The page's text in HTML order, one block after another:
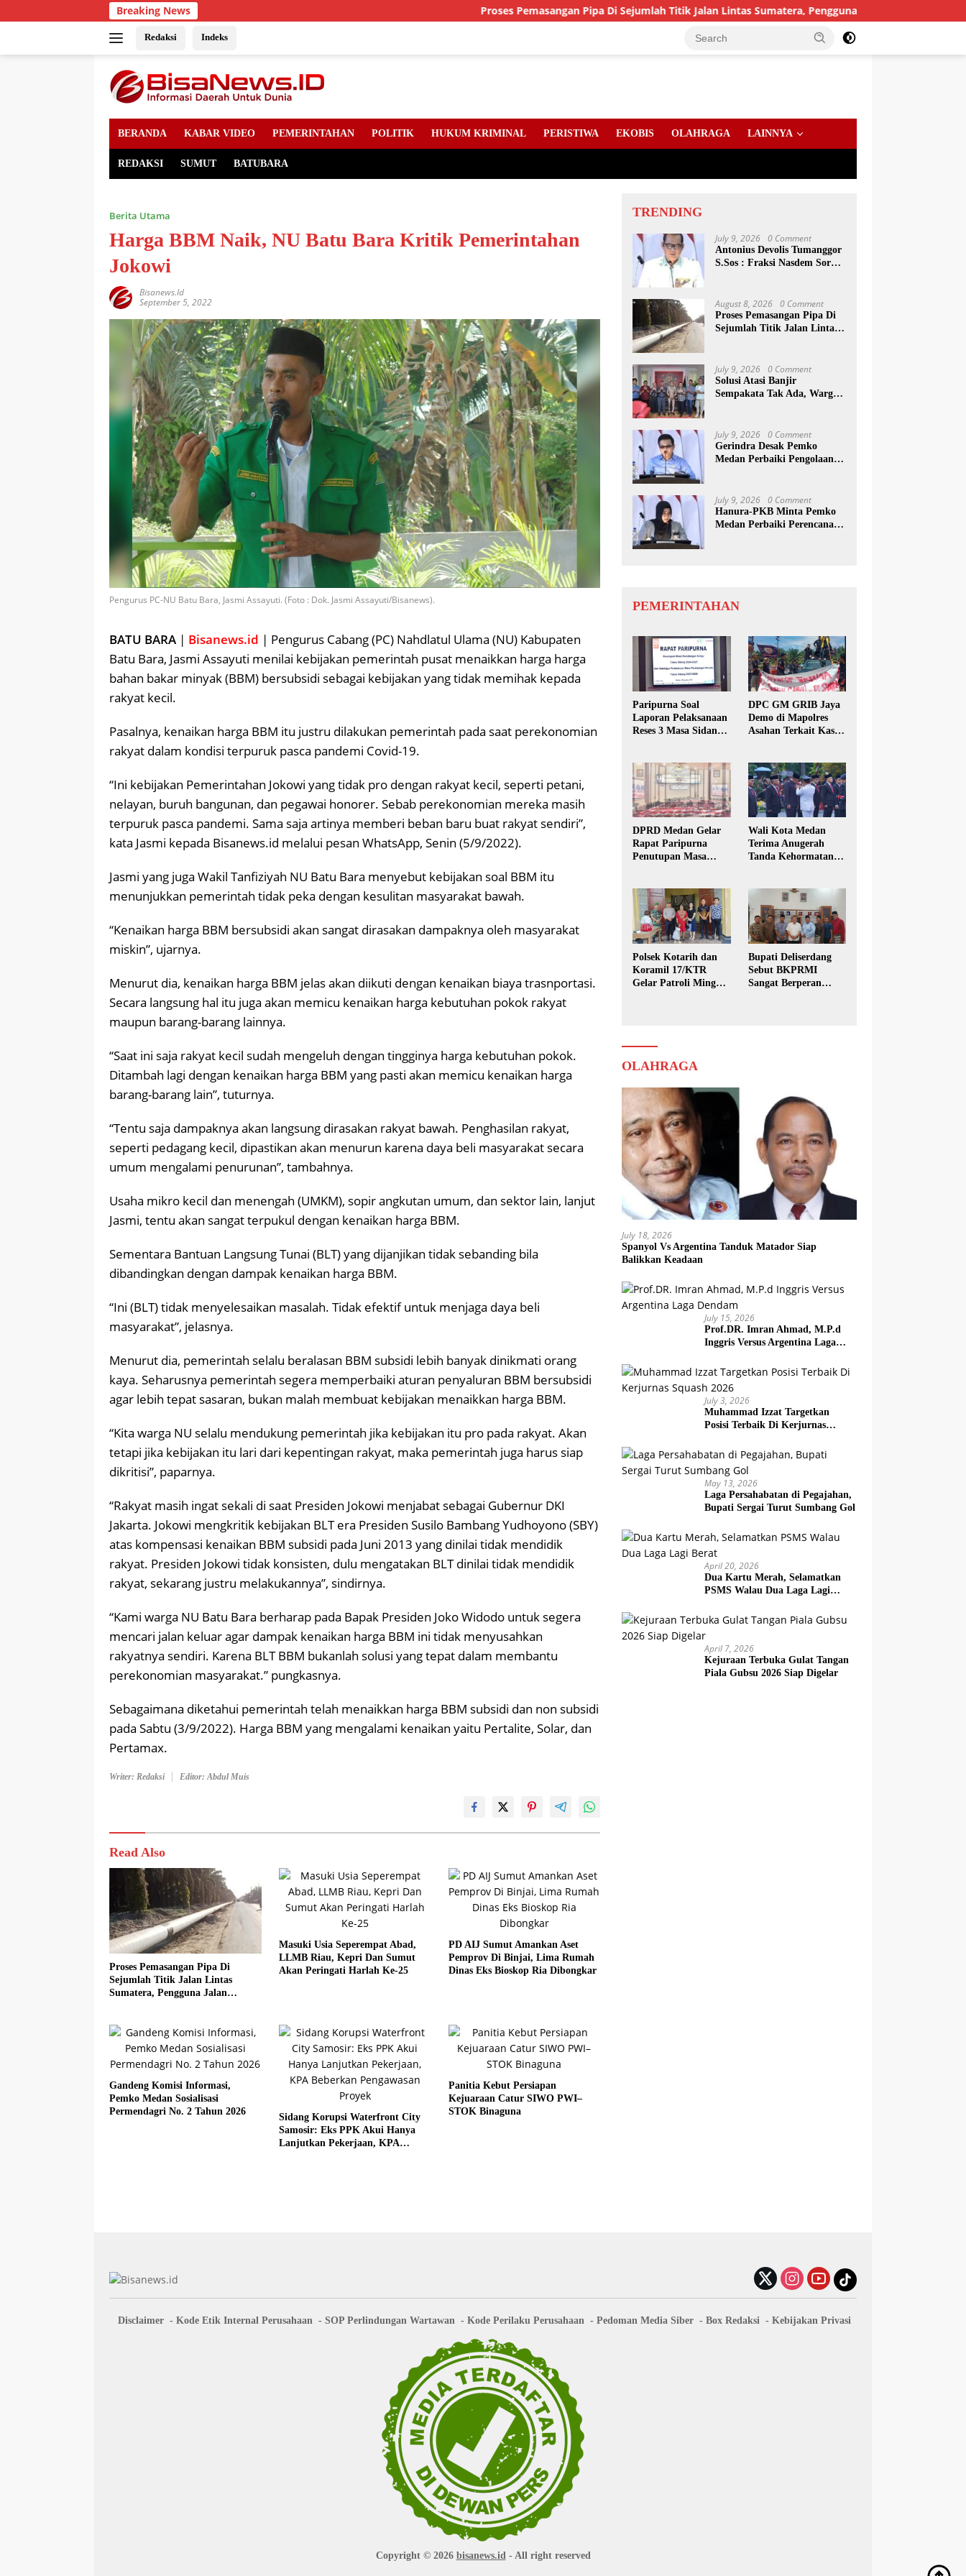
to
Breaking News Proses Pemasangan Pipa Di Sejumlah Titik Jalan Lintas Sumatera, Pengguna Jalan diimbau Untuk
Redaksi Indeks
BERANDA KABAR VIDEO PEMERINTAHAN POLITIK HUKUM KRIMINAL PERISTIWA EKOBIS OLAHRAGA LAINNYA
REDAKSI SUMUT BATUBARA
Berita Utama
Harga BBM Naik, NU Batu Bara Kritik Pemerintahan
Jokowi
Bisanews.id
September 5, 2022
Pengurus PC-NU Batu Bara, Jasmi Assayuti. (Foto : Dok. Jasmi Assayuti/Bisanews).
BATU BARA | Bisanews.id | Pengurus Cabang (PC) Nahdlatul Ulama (NU) Kabupaten
Batu Bara, Jasmi Assayuti menilai kebijakan pemerintah pusat menaikkan harga harga
bahan bakar minyak (BBM) bersubsidi sebagai kebijakan yang tidak memihak kepada
rakyat kecil.
Pasalnya, kenaikan harga BBM itu justru dilakukan pemerintah pada saat perekonomian
rakyat dalam kondisi terpuruk pasca pandemi Covid-19.
“Ini kebijakan Pemerintahan Jokowi yang tidak pro dengan rakyat kecil, seperti petani,
nelayan, buruh bangunan, dan pegawai honorer. Sebab perekonomian mereka masih
terpuruk pasca pandemi. Sama saja artinya memberi beban baru buat rakyat sendiri”,
kata Jasmi kepada Bisanews.id melalui pesan WhatsApp, Senin (5/9/2022).
Jasmi yang juga Wakil Tanfiziyah NU Batu Bara menyebut kebijakan soal BBM itu
menunjukkan pemerintah tidak peka dengan kesulitan masyarakat bawah.
“Kenaikan harga BBM bersubsidi akan sangat dirasakan dampaknya oleh masyarakat
miskin”, ujarnya.
Menurut dia, kenaikan harga BBM jelas akan diikuti dengan kenaikan biaya trasnportasi.
Secara langsung hal itu juga akan memicu kenaikan harga kebutuhan pokok rakyat
maupun barang-barang lainnya.
“Saat ini saja rakyat kecil sudah mengeluh dengan tingginya harga kebutuhan pokok.
Ditambah lagi dengan kenaikan harga BBM yang pasti akan memicu kenaikan harga
barang-barang lain”, tuturnya.
“Tentu saja dampaknya akan langsung dirasakan rakyat bawah. Penghasilan rakyat,
seperti pedagang kecil, dipastikan akan menurun karena daya beli masyarakat secara
umum mengalami penurunan”, tambahnya.
Usaha mikro kecil dan menengah (UMKM), sopir angkutan umum, dan sektor lain, lanjut
Jasmi, tentu akan sangat terpukul dengan kenaikan harga BBM.
Sementara Bantuan Langsung Tunai (BLT) yang dijanjikan tidak sebanding bila
dibandingkan dengan dampak kenaikan harga BBM.
“Ini (BLT) tidak menyelesaikan masalah. Tidak efektif untuk menjaga daya beli
masyarakat”, jelasnya.
Menurut dia, pemerintah selalu beralasan BBM subsidi lebih banyak dinikmati orang
kaya. Seharusnya pemerintah segera memperbaiki aturan penyaluran BBM bersubsidi
agar lebih tepat sasaran, bukan malah membuat kebijakan menaikkan harga BBM.
“Kita warga NU selalu mendukung pemerintah jika kebijakan itu pro pada rakyat. Akan
tetapi jika kebijakan itu lari dari kepentingan rakyat, maka pemerintah juga harus siap
dikritisi”, paparnya.
“Rakyat masih ingat sekali di saat Presiden Jokowi menjabat sebagai Gubernur DKI
Jakarta. Jokowi mengkritik kebijakan BLT era Presiden Susilo Bambang Yudhoyono (SBY)
atas kompensasi kenaikan BBM subsidi pada Juni 2013 yang dinilai tidak mendidik
rakyat. Presiden Jokowi tidak konsisten, dulu mengatakan BLT dinilai tidak mendidik
rakyat, sekarang justru melakukannya”, sindirnya.
“Kami warga NU Batu Bara berharap pada Bapak Presiden Joko Widodo untuk segera
mencari jalan keluar agar dampak kenaikan harga BBM ini tidak menyusahkan
rakyatnya sendiri. Karena BLT BBM bukanlah solusi yang tepat dalam membantu
perekonomian masyarakat.” pungkasnya.
Sebagaimana diketahui pemerintah telah menaikkan harga BBM subsidi dan non subsidi
pada Sabtu (3/9/2022). Harga BBM yang mengalami kenaikan yaitu Pertalite, Solar, dan
Pertamax.
Writer: Redaksi Editor: Abdul Muis
Read Also
Proses Pemasangan Pipa Di
Sejumlah Titik Jalan Lintas
Sumatera, Pengguna Jalan
Masuki Usia Seperempat Abad,
LLMB Riau, Kepri Dan Sumut
Akan Peringati Harlah Ke-25
PD AIJ Sumut Amankan Aset
Pemprov Di Binjai, Lima Rumah
Dinas Eks Bioskop Ria Dibongkar
Gandeng Komisi Informasi,
Pemko Medan Sosialisasi
Permendagri No. 2 Tahun 2026
Sidang Korupsi Waterfront City
Samosir: Eks PPK Akui Hanya
Lanjutkan Pekerjaan, KPA
Panitia Kebut Persiapan
Kejuaraan Catur SIWO PWI–
STOK Binaguna
TRENDING
July 9, 2026 0 Comment
Antonius Devolis Tumanggor
S.Sos : Fraksi Nasdem Soroti
August 8, 2026 0 Comment
Proses Pemasangan Pipa Di
Sejumlah Titik Jalan Lintas
meningkatkan Kewaspadaan
July 9, 2026 0 Comment
Solusi Atasi Banjir
Sempakata Tak Ada, Warga
July 9, 2026 0 Comment
Gerindra Desak Pemko
Medan Perbaiki Pengolaan
July 9, 2026 0 Comment
Hanura-PKB Minta Pemko
Medan Perbaiki Perencanaan
PEMERINTAHAN
Paripurna Soal
Laporan Pelaksanaan
Reses 3 Masa Sidang
DPC GM GRIB Jaya
Demo di Mapolres
Asahan Terkait Kasus
DPRD Medan Gelar
Rapat Paripurna
Penutupan Masa
Wali Kota Medan
Terima Anugerah
Tanda Kehormatan
Polsek Kotarih dan
Koramil 17/KTR
Gelar Patroli Minggu
Bupati Deliserdang
Sebut BKPRMI
Sangat Berperan
OLAHRAGA
July 18, 2026
Spanyol Vs Argentina Tanduk Matador Siap
Balikkan Keadaan
July 15, 2026
Prof.DR. Imran Ahmad, M.P.d
Inggris Versus Argentina Laga
July 3, 2026
Muhammad Izzat Targetkan
Posisi Terbaik Di Kerjurnas
May 13, 2026
Laga Persahabatan di Pegajahan,
Bupati Sergai Turut Sumbang Gol
April 20, 2026
Dua Kartu Merah, Selamatkan
PSMS Walau Dua Laga Lagi
April 7, 2026
Kejuraan Terbuka Gulat Tangan
Piala Gubsu 2026 Siap Digelar
Disclaimer Kode Etik Internal Perusahaan SOP Perlindungan Wartawan Kode Perilaku Perusahaan Pedoman Media Siber Box Redaksi Kebijakan Privasi
Copyright © 2026 bisanews.id- All right reserved